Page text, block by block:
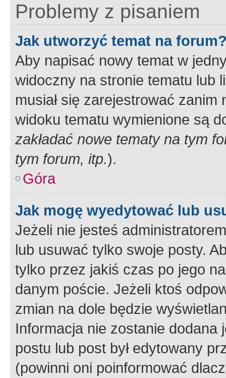
Problemy z pisaniem
Jak utworzyć temat na
Aby napisać nowy temat w
widoczny na stronie tematu lub
musiał się zarejestrować
widoku tematu wymienione są
zakładać nowe tematy na tym
tym forum, itp.).
Góra
Jak mogę wyedytować lub
Jeżeli nie jesteś
lub usuwać tylko swoje posty.
tylko przez jakiś czas po jego
danym poście. Jeżeli ktoś
zmian na dole będzie
Informacja nie zostanie dodana
postu lub post był edytowany
(powinni oni poinformować